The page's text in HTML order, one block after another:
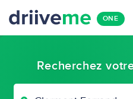
ONE
Recherchez